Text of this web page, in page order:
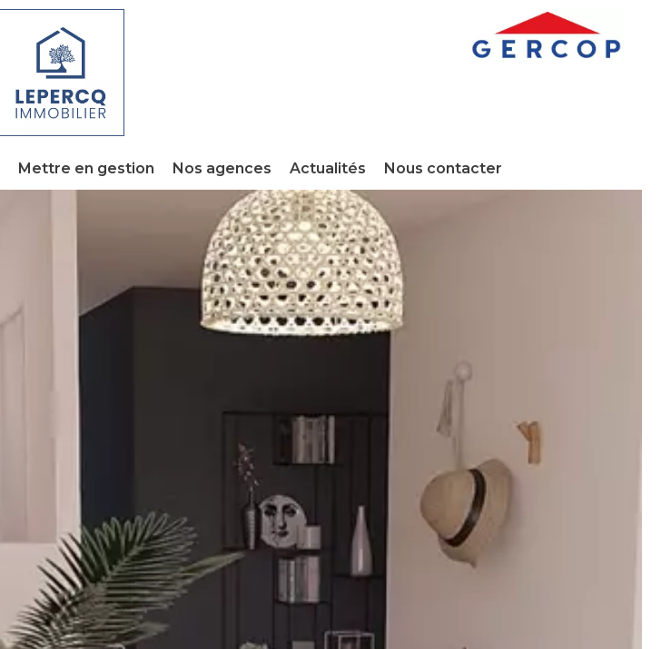
Mettre en gestion Nos agences Actualités Nous contacter